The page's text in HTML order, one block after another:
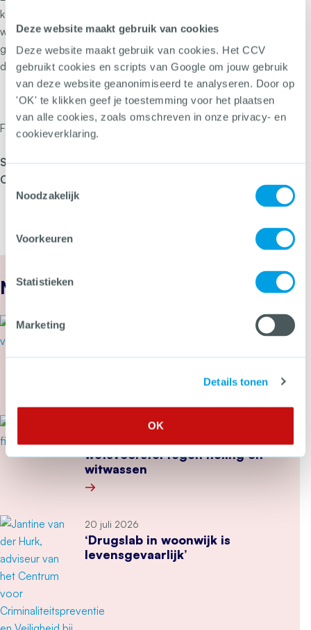
Deze website maakt gebruik van cookies
Deze website maakt gebruik van cookies. Het CCV
gebruikt cookies en scripts van Google om jouw gebruik
van deze website geanonimiseerd te analyseren. Door op
'OK' te klikken geef je toestemming voor het plaatsen
van alle cookies, zoals omschreven in onze privacy- en
cookieverklaring.
Toestemmingsselectie
Noodzakelijk
Voorkeuren
Statistieken
Marketing
Details tonen
OK
keurmerk kunnen leveren. Dat aantal gaat toenemen. Er
worden op dit moment meer cybersecurity bedrijven
geaudit. Kijk ophetccv.nl/pentest om bedrijven te vinden
die werken met het CCV-keurmerk Pentesten.
Foto: winnaars van de Computable Awards 2022
Schade Magazine publiceerde een artikel over het
CCV-keurmerk Pentesten:
Nieuws
Cyberbeveiligingswet vanaf 15
augustus van kracht: wat kun je
wetsvoorstel tegen heling en
witwassen
20 juli 2026
‘Drugslab in woonwijk is
levensgevaarlijk’